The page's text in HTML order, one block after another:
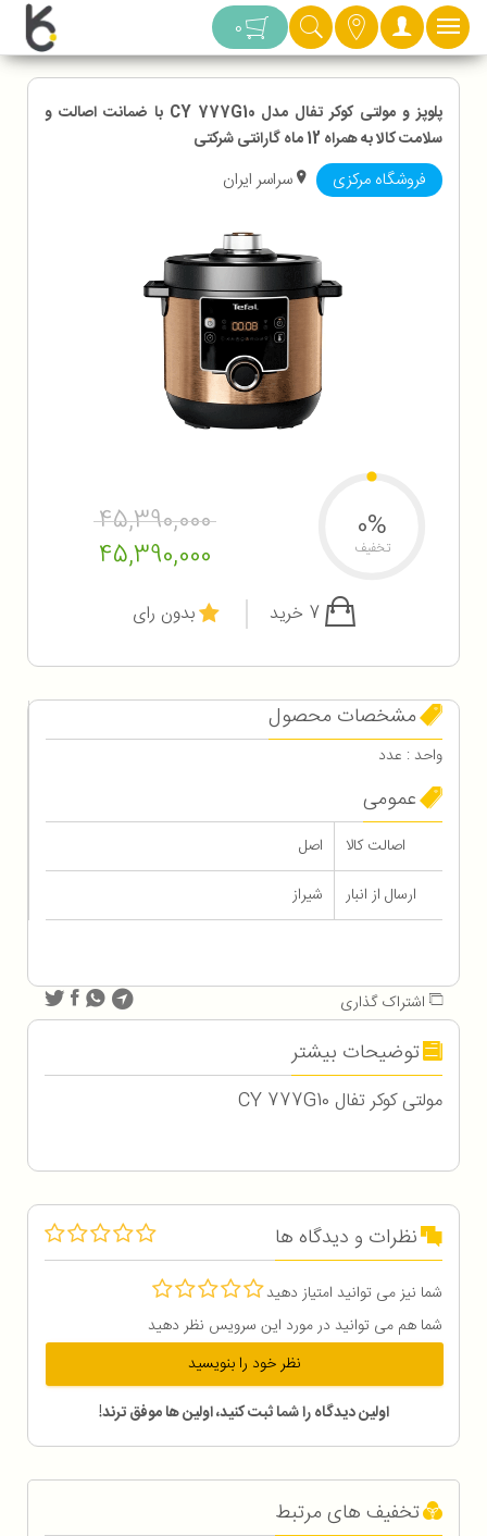
دسته بندی 0
پلوپز و مولتی کوکر تفال مدل CY 777G10 با ضمانت اصالت و
سلامت کالا به همراه 12 ماه گارانتی شرکتی
فروشگاه مرکزی سراسر ایران
45,390,000
45,390,000
0%
تخفیف
7 خرید بدون رای
مشخصات محصول
واحد : عدد
عمومی
اصالت کالا
اصل
ارسال از انبار
شیراز
اشتراک گذاری
توضیحات بیشتر
مولتی کوکر تفال CY 777G10
نظرات و دیدگاه ها
شما نیز می توانید امتیاز دهید
شما هم می توانید در مورد این سرویس نظر دهید
نظر خود را بنویسید
اولین دیدگاه را شما ثبت کنید، اولین ها موفق ترند!
تخفیف های مرتبط